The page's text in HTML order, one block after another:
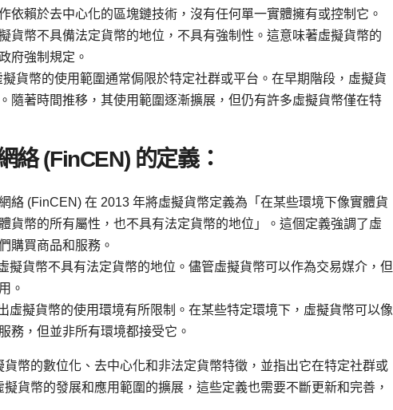
依賴於去中心化的區塊鏈技術，沒有任何單一實體擁有或控制它。
貨幣不具備法定貨幣的地位，不具有強制性。這意味著虛擬貨幣的
府強制規定。
貨幣的使用範圍通常侷限於特定社群或平台。在早期階段，虛擬貨
隨著時間推移，其使用範圍逐漸擴展，但仍有許多虛擬貨幣僅在特
絡 (FinCEN) 的定義：
絡 (FinCEN) 在 2013 年將虛擬貨幣定義為「在某些環境下像實體貨
貨幣的所有屬性，也不具有法定貨幣的地位」。這個定義強調了虛
購買商品和服務。
擬貨幣不具有法定貨幣的地位。儘管虛擬貨幣可以作為交易媒介，但
。
虛擬貨幣的使用環境有所限制。在某些特定環境下，虛擬貨幣可以像
務，但並非所有環境都接受它。
幣的數位化、去中心化和非法定貨幣特徵，並指出它在特定社群或
貨幣的發展和應用範圍的擴展，這些定義也需要不斷更新和完善，